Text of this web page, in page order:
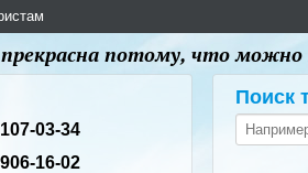
потому, что
107-03-34
906-16-02
Поиск